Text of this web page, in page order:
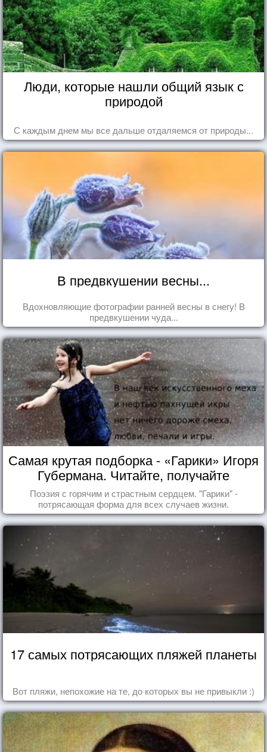
Люди, которые нашли общий язык с
природой
С каждым днем мы все дальше отдаляемся от природы...
В предвкушении весны...
Вдохновляющие фотографии ранней весны в снегу! В
предвкушении чуда...
Самая крутая подборка - «Гарики» Игоря
Губермана. Читайте, получайте
удовольствие!
Поэзия с горячим и страстным сердцем. "Гарики" -
потрясающая форма для всех случаев жизни.
17 самых потрясающих пляжей планеты
Вот пляжи, непохожие на те, до которых вы не привыкли :)